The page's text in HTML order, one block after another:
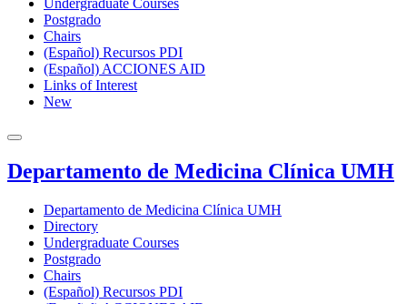
Undergraduate Courses
Postgrado
Chairs
(Español) Recursos PDI
(Español) ACCIONES AID
Links of Interest
New
Departamento de Medicina Clínica UMH
Departamento de Medicina Clínica UMH
Directory
Undergraduate Courses
Postgrado
Chairs
(Español) Recursos PDI